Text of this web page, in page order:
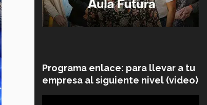
Programa enlace: para llevar a tu
empresa al siguiente nivel (video)